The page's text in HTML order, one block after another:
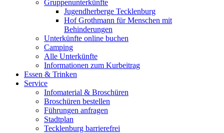
Gruppenunterkünfte
Jugendherberge Tecklenburg
Hof Grothmann für Menschen mit
Behinderungen
Unterkünfte online buchen
Camping
Alle Unterkünfte
Informationen zum Kurbeitrag
Essen & Trinken
Service
Infomaterial & Broschüren
Broschüren bestellen
Führungen anfragen
Stadtplan
Tecklenburg barrierefrei